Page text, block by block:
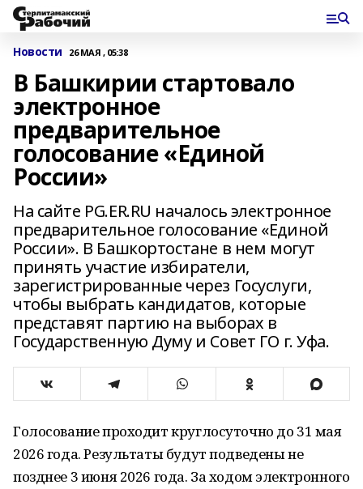
Новости 26 МАЯ , 05:38
В Башкирии стартовало
электронное
предварительное
голосование «Единой
России»
На сайте PG.ER.RU началось электронное
предварительное голосование «Единой
России». В Башкортостане в нем могут
принять участие избиратели,
зарегистрированные через Госуслуги,
чтобы выбрать кандидатов, которые
представят партию на выборах в
Государственную Думу и Совет ГО г. Уфа.
Голосование проходит круглосуточно до 31 мая
2026 года. Результаты будут подведены не
позднее 3 июня 2026 года. За ходом электронного